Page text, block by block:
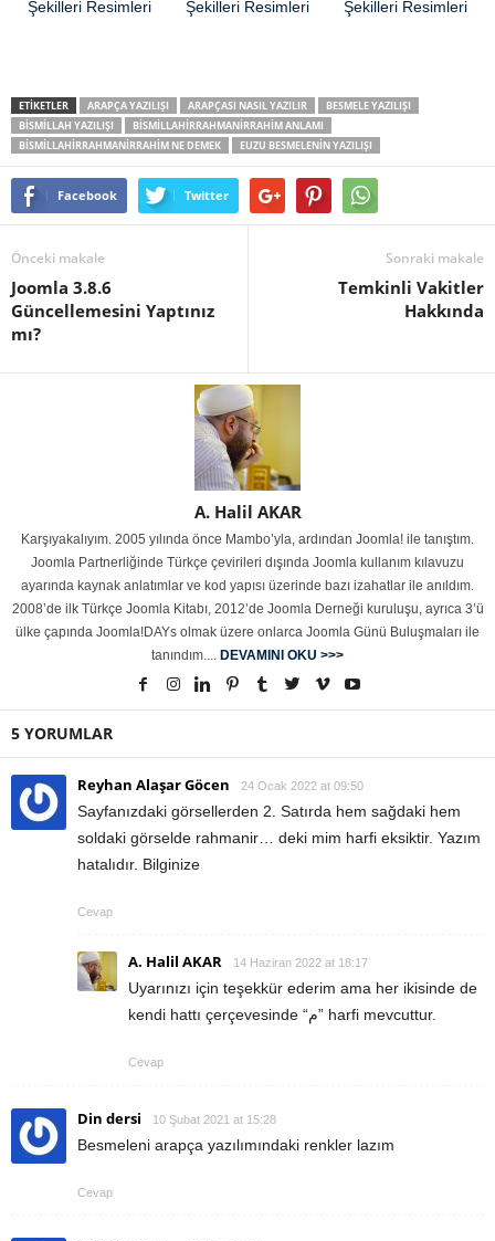
ETİKETLER ARAPÇA YAZILIŞI ARAPÇASI NASIL YAZILIR
BESMELE YAZILIŞI
BISMILLAH YAZILIŞI
BISMILLAHIRRAHMANIRRAHIM ANLAMI
BISMILLAHIRRAHMANIRRAHIM NE DEMEK
EUZU BESMELENIN YAZILIŞI
Facebook Twitter
Önceki makale
Joomla 3.8.6
Güncellemesini Yaptınız
mı?
Sonraki makale
Temkinli Vakitler
Hakkında
A. Halil AKAR
Karşıyakalıyım. 2005 yılında önce Mambo’yla, ardından Joomla! ile tanıştım.
Joomla Partnerliğinde Türkçe çevirileri dışında Joomla kullanım kılavuzu
ayarında kaynak anlatımlar ve kod yapısı üzerinde bazı izahatlar ile anıldım.
2008’de ilk Türkçe Joomla Kitabı, 2012’de Joomla Derneği kuruluşu, ayrıca 3’ü
ülke çapında Joomla!DAYs olmak üzere onlarca Joomla Günü Buluşmaları ile
tanındım.... DEVAMINI OKU >>>
5 YORUMLAR
Reyhan Alaşar Göcen 24 Ocak 2022 at 09:50
Sayfanızdaki görsellerden 2. Satırda hem sağdaki hem
soldaki görselde rahmanir… deki mim harfi eksiktir. Yazım
hatalıdır. Bilginize
Cevap
A. Halil AKAR 14 Haziran 2022 at 18:17
Uyarınızı için teşekkür ederim ama her ikisinde de
kendi hattı çerçevesinde “م” harfi mevcuttur.
Cevap
Din dersi 10 Şubat 2021 at 15:28
Besmeleni arapça yazılımındaki renkler lazım
Cevap